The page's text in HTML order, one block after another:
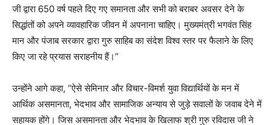
जी द्वारा 650 वर्ष पहले दिए गए समानता और सभी को बराबर अवसर देने के
सिद्धांतों को अपने व्यावहारिक जीवन में अपनाना चाहिए। मुख्यमंत्री भगवंत सिंह
मान और पंजाब सरकार द्वारा गुरु साहिब का संदेश विश्व स्तर पर फैलाने के लिए
किए जा रहे प्रयास सराहनीय हैं।”
उन्होंने आगे कहा, “ऐसे सेमिनार और विचार-विमर्श युवा विद्यार्थियों के मन में
आर्थिक असमानता, भेदभाव और सामाजिक अन्याय से जुड़े सवालों के जवाब देने में
सहायक होंगे। जिस असमानता और भेदभाव के खिलाफ श्री गुरु रविदास जी ने